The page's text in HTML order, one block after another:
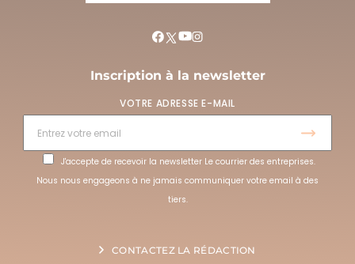
Inscription à la newsletter
VOTRE ADRESSE E-MAIL
J'accepte de recevoir la newsletter Le courrier des entreprises.
Nous nous engageons à ne jamais communiquer votre email à des
tiers.
CONTACTEZ LA RÉDACTION